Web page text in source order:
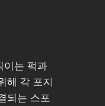
이는 퍽과
해 각 포지
되는 스포